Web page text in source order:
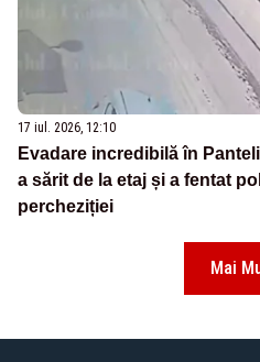
17 iul. 2026, 12:10
Evadare incredibilă în
a sărit de la etaj și a fentat
percheziției
Mai